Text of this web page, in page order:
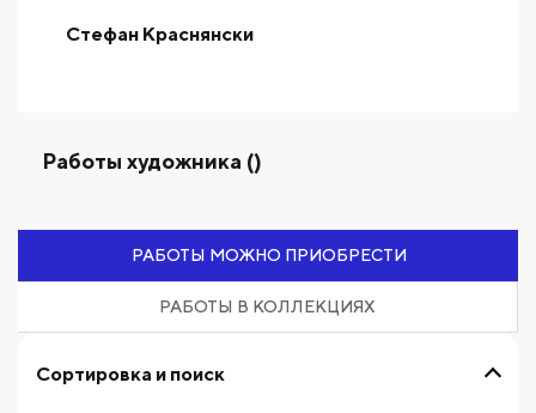
Стефан Краснянски
Работы художника ()
РАБОТЫ МОЖНО ПРИОБРЕСТИ
РАБОТЫ В КОЛЛЕКЦИЯХ
Сортировка и поиск